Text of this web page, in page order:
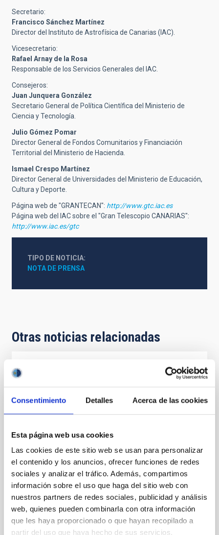
Consentimiento Detalles Acerca de las cookies
Esta página web usa cookies
Las cookies de este sitio web se usan para personalizar
el contenido y los anuncios, ofrecer funciones de redes
sociales y analizar el tráfico. Además, compartimos
información sobre el uso que haga del sitio web con
nuestros partners de redes sociales, publicidad y análisis
web, quienes pueden combinarla con otra información
que les haya proporcionado o que hayan recopilado a
partir del uso que haya hecho de sus servicios.
Secretario:
Francisco Sánchez Martínez
Director del Instituto de Astrofísica de Canarias (IAC).
Vicesecretario:
Rafael Arnay de la Rosa
Responsable de los Servicios Generales del IAC.
Consejeros:
Juan Junquera González
Secretario General de Política Científica del Ministerio de
Ciencia y Tecnología.
Julio Gómez Pomar
Director General de Fondos Comunitarios y Financiación
Territorial del Ministerio de Hacienda.
Ismael Crespo Martínez
Director General de Universidades del Ministerio de Educación,
Cultura y Deporte.
Página web de "GRANTECAN": http://www.gtc.iac.es
Página web del IAC sobre el "Gran Telescopio CANARIAS":
http://www.iac.es/gtc
TIPO DE NOTICIA
NOTA DE PRENSA
Otras noticias relacionadas
El IAC reúne a su Comisión Asesora de
Investigación para evaluar la actividad
científica y tecnológica del centro
El Instituto de Astrofísica de Canarias (IAC) celebra
los días 3 y 4 de junio una nueva reunión de la
Comisión Asesora de Investigación (CAI), el órgano
consultivo encargado de analizar la actividad
científica, tecnológica y estratégica del centro y de
formular recomendaciones para su desarrollo futuro.
presenta a los miembros de la comisión un balance
de los principales avances alcanzados por la
institución en investigación, desarrollo tecnológico,